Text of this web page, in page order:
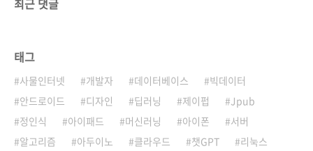
최근 댓글
태그
사물인터넷 개발자 데이터베이스
빅데이터
안드로이드
디자인 딥러닝 제이펍
Jpub
정인식
아이패드 머신러닝 아이폰
서버
알고리즘
아두이노 클라우드 챗GPT
리눅스